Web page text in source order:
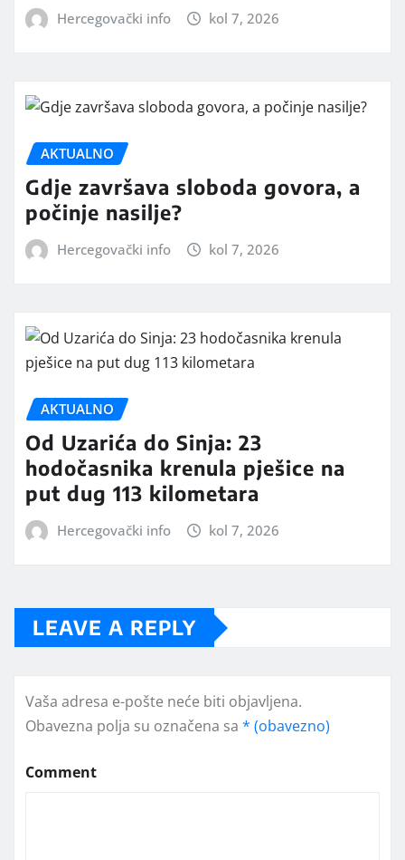
Hercegovački info kol 7, 2026
AKTUALNO
Gdje završava sloboda govora, a
počinje nasilje?
Hercegovački info kol 7, 2026
AKTUALNO
Od Uzarića do Sinja: 23
hodočasnika krenula pješice na
put dug 113 kilometara
Hercegovački info kol 7, 2026
LEAVE A REPLY
Vaša adresa e-pošte neće biti objavljena.
Obavezna polja su označena sa * (obavezno)
Comment